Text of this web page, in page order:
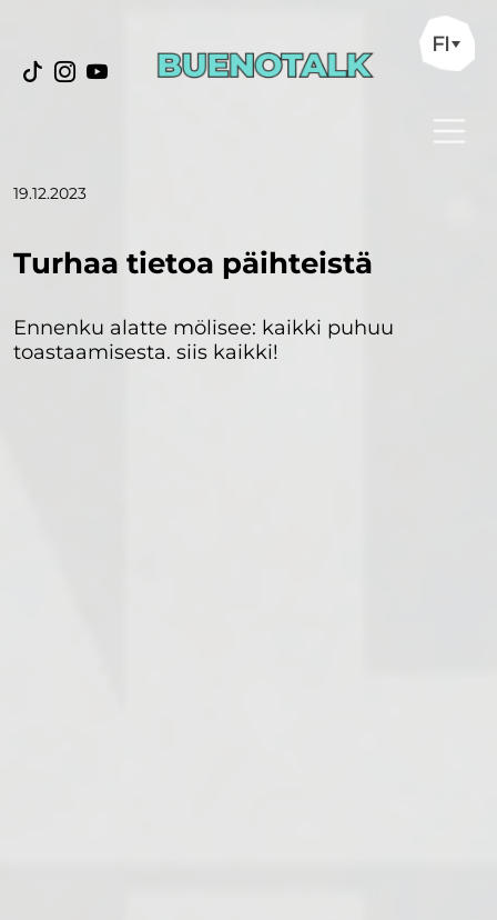
FI
19.12.2023
Turhaa tietoa päihteistä
Ennenku alatte mölisee: kaikki puhuu
toastaamisesta. siis kaikki!